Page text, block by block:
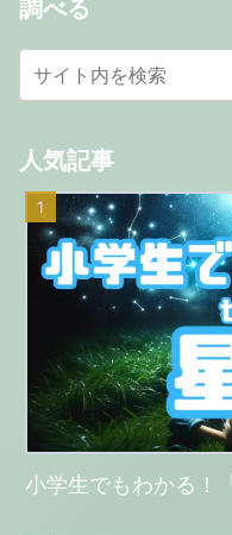
調べる
人気記事
小学生でもわかる！